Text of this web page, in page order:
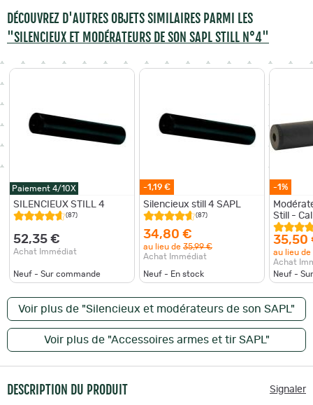
DÉCOUVREZ D'AUTRES OBJETS SIMILAIRES PARMI LES
"SILENCIEUX ET MODÉRATEURS DE SON SAPL STILL N°4"
Paiement 4/10X
SILENCIEUX STILL 4
(87)
52,35 €
Achat Immédiat
Neuf - Sur commande
-1,19 €
Silencieux still 4 SAPL
(87)
34,80 €
au lieu de 35,99 €
Achat Immédiat
Neuf - En stock
-1%
Still -
35,50
au lieu de
Achat
Neuf -
Voir plus de "Silencieux et modérateurs de son SAPL"
Voir plus de "Accessoires armes et tir SAPL"
DESCRIPTION DU PRODUIT Signaler